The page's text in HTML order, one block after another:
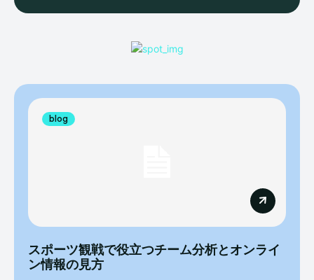
blog
スポーツ観戦で役立つチーム分析とオンライ
ン情報の見方